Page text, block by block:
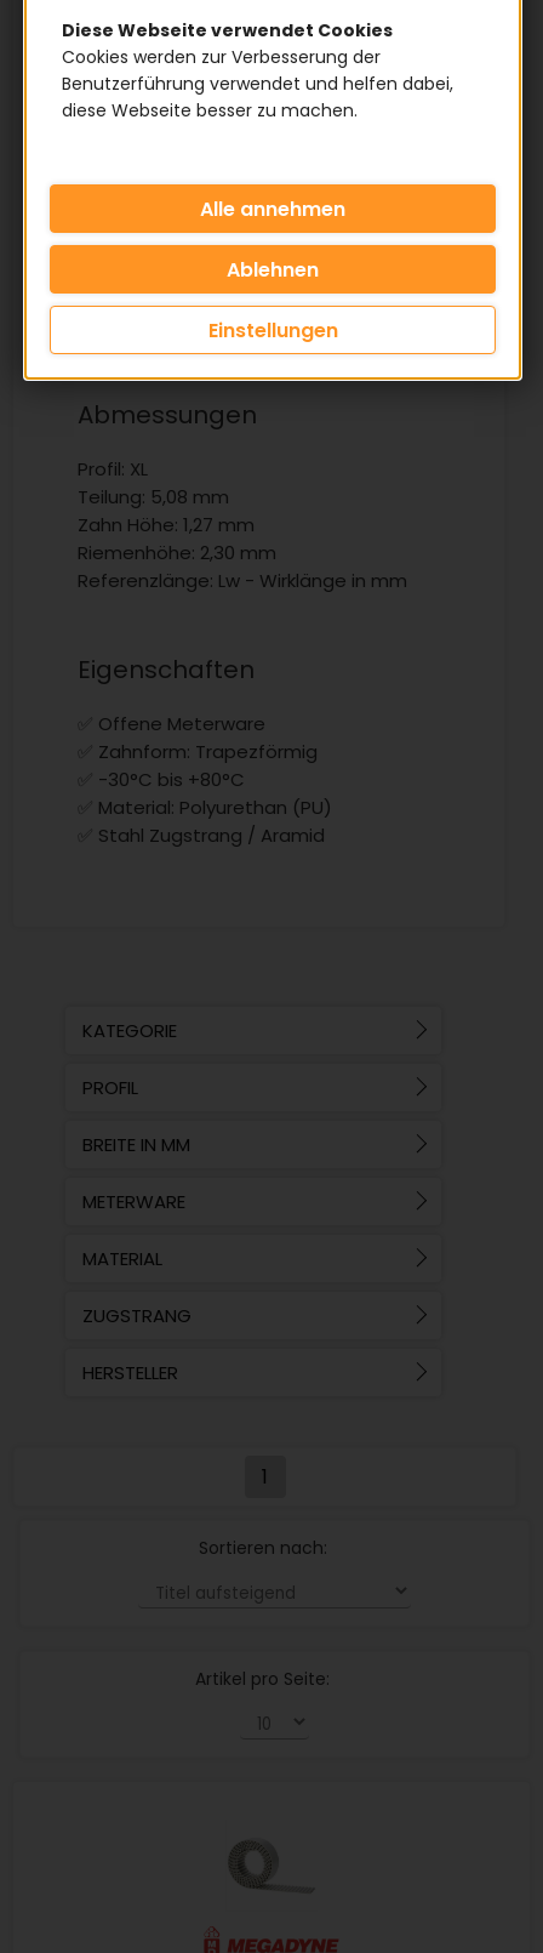
Abmessungen
Profil: XL
Teilung: 5,08 mm
Zahn Höhe: 1,27 mm
Riemenhöhe: 2,30 mm
Referenzlänge: Lw - Wirklänge in mm
Eigenschaften
✅ Offene Meterware
✅ Zahnform: Trapezförmig
✅ -30°C bis +80°C
✅ Material: Polyurethan (PU)
✅ Stahl Zugstrang / Aramid
KATEGORIE
PROFIL
BREITE IN MM
METERWARE
MATERIAL
ZUGSTRANG
HERSTELLER
1
Sortieren nach:
Artikel pro Seite:
Diese Webseite verwendet Cookies
Cookies werden zur Verbesserung der
Benutzerführung verwendet und helfen dabei,
diese Webseite besser zu machen.
Einstellungen